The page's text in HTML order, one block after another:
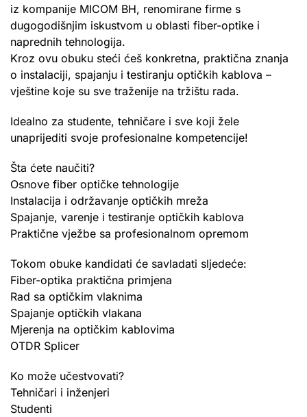
iz kompanije MICOM BH, renomirane firme s
dugogodišnjim iskustvom u oblasti fiber-optike i
naprednih tehnologija.
Kroz ovu obuku steći ćeš konkretna, praktična znanja
o instalaciji, spajanju i testiranju optičkih kablova –
vještine koje su sve traženije na tržištu rada.
Idealno za studente, tehničare i sve koji žele
unaprijediti svoje profesionalne kompetencije!
Šta ćete naučiti?
Osnove fiber optičke tehnologije
Instalacija i održavanje optičkih mreža
Spajanje, varenje i testiranje optičkih kablova
Praktične vježbe sa profesionalnom opremom
Tokom obuke kandidati će savladati sljedeće:
Fiber-optika praktična primjena
Rad sa optičkim vlaknima
Spajanje optičkih vlakana
Mjerenja na optičkim kablovima
OTDR Splicer
Ko može učestvovati?
Tehničari i inženjeri
Studenti